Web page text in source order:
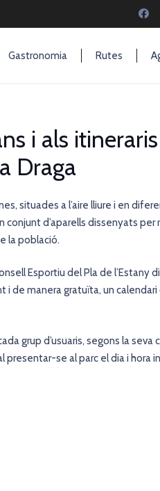
Gastronomia Rutes
i als itineraris
Draga
situades a l’aire lliure i en
conjunt d’aparells dissenyats per
la població.
Esportiu del Pla de l’Estany
i de manera gratuïta, un calendari
grup d’usuaris, segons la seva
se al parc el dia i hora